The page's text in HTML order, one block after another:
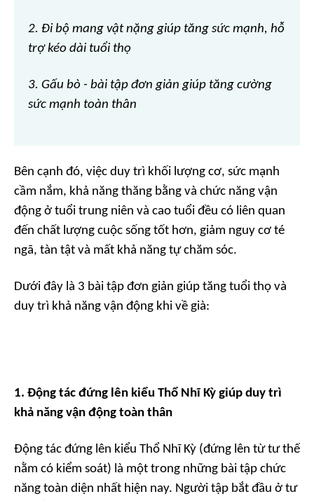
2. Đi bộ mang vật nặng giúp tăng sức mạnh, hỗ
trợ kéo dài tuổi thọ
3. Gấu bò - bài tập đơn giản giúp tăng cường
sức mạnh toàn thân
Bên cạnh đó, việc duy trì khối lượng cơ, sức mạnh
cầm nắm, khả năng thăng bằng và chức năng vận
động ở tuổi trung niên và cao tuổi đều có liên quan
đến chất lượng cuộc sống tốt hơn, giảm nguy cơ té
ngã, tàn tật và mất khả năng tự chăm sóc.
Dưới đây là 3 bài tập đơn giản giúp tăng tuổi thọ và
duy trì khả năng vận động khi về già:
1. Động tác đứng lên kiểu Thổ Nhĩ Kỳ giúp duy trì
khả năng vận động toàn thân
Động tác đứng lên kiểu Thổ Nhĩ Kỳ (đứng lên từ tư thế
nằm có kiểm soát) là một trong những bài tập chức
năng toàn diện nhất hiện nay. Người tập bắt đầu ở tư